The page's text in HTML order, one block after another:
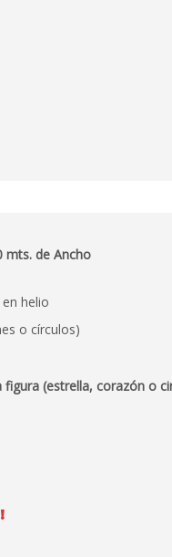
mts. de Ancho
helio
o círculos)
(estrella, corazón o